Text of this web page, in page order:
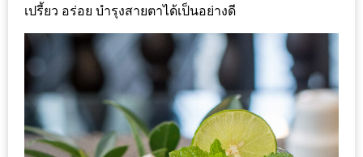
อาหาร
โดน
ภาพ
ใส
ปิ๊
งด้วย
เปรี้ยว อร่อย บำรุงสายตาได้เป็นอย่างดี